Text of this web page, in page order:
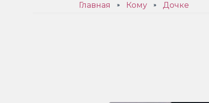
Главная » Кому » Дочке